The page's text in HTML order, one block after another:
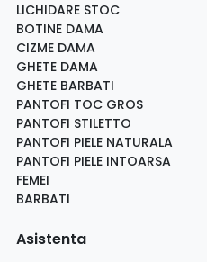
LICHIDARE STOC
BOTINE DAMA
CIZME DAMA
GHETE DAMA
GHETE BARBATI
PANTOFI TOC GROS
PANTOFI STILETTO
PANTOFI PIELE NATURALA
PANTOFI PIELE INTOARSA
FEMEI
BARBATI
Asistenta